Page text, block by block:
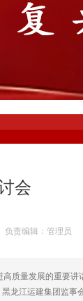
会
负责编辑：管理员
质量发展的重要讲
黑龙江运建集团监